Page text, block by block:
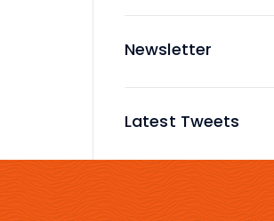
Newsletter
Latest Tweets
No tweets available